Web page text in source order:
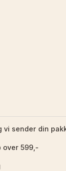
vi sender din
over 599,-